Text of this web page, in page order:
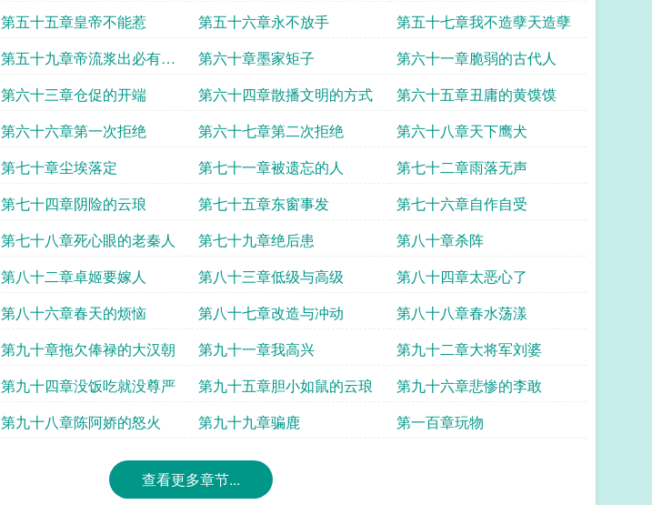
事情
第五十五章皇帝不能惹 第五十六章永不放手
第五十七章我不造孽天造孽
第五十九章帝流浆出必有妖
孽
第六十章墨家矩子
第六十一章脆弱的古代人
第六十三章仓促的开端 第六十四章散播文明的方式
第六十五章丑庸的黄馍馍
第六十六章第一次拒绝 第六十七章第二次拒绝
第六十八章天下鹰犬
第七十章尘埃落定 第七十一章被遗忘的人
第七十二章雨落无声
第七十四章阴险的云琅 第七十五章东窗事发
第七十六章自作自受
第七十八章死心眼的老秦人 第七十九章绝后患
第八十章杀阵
第八十二章卓姬要嫁人 第八十三章低级与高级
第八十四章太恶心了
第八十六章春天的烦恼 第八十七章改造与冲动
第八十八章春水荡漾
第九十章拖欠俸禄的大汉朝 第九十一章我高兴
第九十二章大将军刘婆
第九十四章没饭吃就没尊严 第九十五章胆小如鼠的云琅
第九十六章悲惨的李敢
第九十八章陈阿娇的怒火 第九十九章骗鹿 第一百章玩物
查看更多章节...